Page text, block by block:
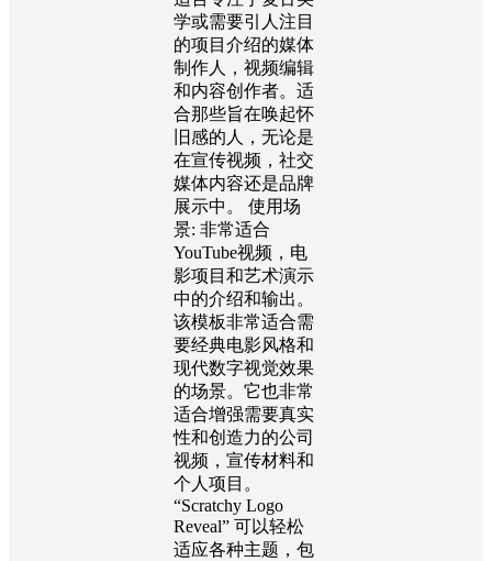
学或需要引人注目
的项目介绍的媒体
制作人，视频编辑
和内容创作者。适
合那些旨在唤起怀
旧感的人，无论是
在宣传视频，社交
媒体内容还是品牌
展示中。 使用场
景: 非常适合
YouTube视频，电
影项目和艺术演示
中的介绍和输出。
该模板非常适合需
要经典电影风格和
现代数字视觉效果
的场景。它也非常
适合增强需要真实
性和创造力的公司
视频，宣传材料和
个人项目。
“Scratchy Logo
Reveal” 可以轻松
适应各种主题，包